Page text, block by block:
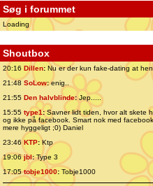
Søg i forummet
Loading
Shoutbox
20:16 Dillen: Nu er der kun fake-dating at
21:48 SoLow:enig..
21:55 Den halvblinde:Jep.....
15:55 type1:Savner lidt tiden, hvor alt skete
og ikke på facebook. Smart nok med
mere hyggeligt ;0) Daniel
23:46 KTP:Ktp
19:06jbl:Type 3
17:05tobje1000: Tobje1000